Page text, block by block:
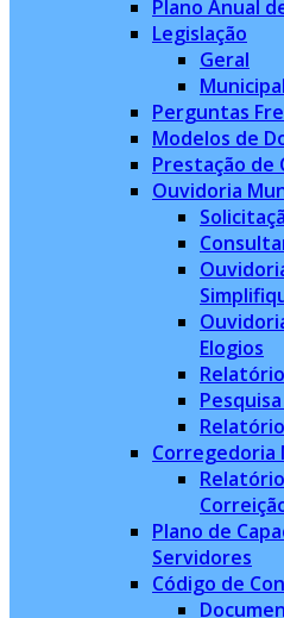
Plano Anual
Legislação
Geral
Municipal
Perguntas
Modelos de
Prestação de
Ouvidoria
Elogios
Corregedoria
Plano de
Servidores
Código de